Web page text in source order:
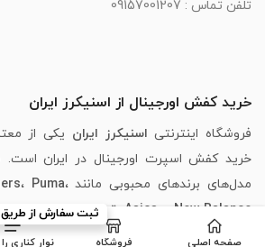
تلفن تماس : 09157001207
خرید کفش اورجینال از اسنیکرز ایران
فروشگاه اینترنتی اسنیکرز ایران یکی از
خرید کفش اسپرت اورجینال در ایران است.
مدل‌های برندهای محبوبی مانند
، Puma،
New Balance
Asics ، تجربه‌ای مطمئن،
اینترنتی کفش را برای شما فراهم کرده‌ایم.
صفحه اصلی فروشگاه
ثبت سفارش از